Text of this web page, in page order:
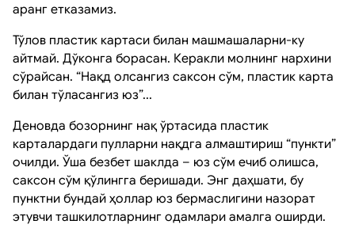
аранг етказамиз.
Тўлов пластик картаси билан машмашаларни-ку
айтмай. Дўконга борасан. Керакли молнинг нархини
сўрайсан. “Нақд олсангиз саксон сўм, пластик карта
билан тўласангиз юз”...
Деновда бозорнинг нақ ўртасида пластик
карталардаги пулларни нақдга алмаштириш “пункти”
очилди. Ўша безбет шаклда – юз сўм ечиб олишса,
саксон сўм қўлингга беришади. Энг даҳшати, бу
пунктни бундай ҳоллар юз бермаслигини назорат
этувчи ташкилотларнинг одамлари амалга оширди.